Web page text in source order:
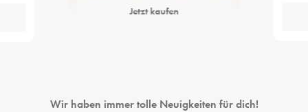
Jetzt kaufen
Wir haben immer tolle Neuigkeiten für dich!